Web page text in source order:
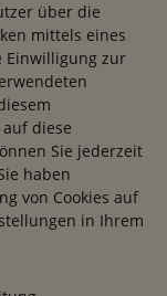
über die
mittels eines
Einwilligung zur
diese
Sie jederzeit
haben
von Cookies auf
in Ihrem